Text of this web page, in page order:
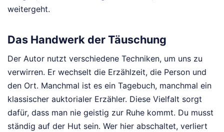
weitergeht.
Das Handwerk der Täuschung
Der Autor nutzt verschiedene Techniken, um uns zu
verwirren. Er wechselt die Erzählzeit, die Person und
den Ort. Manchmal ist es ein Tagebuch, manchmal ein
klassischer auktorialer Erzähler. Diese Vielfalt sorgt
dafür, dass man nie geistig zur Ruhe kommt. Du musst
ständig auf der Hut sein. Wer hier abschaltet, verliert